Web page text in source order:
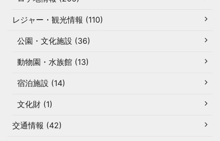
レジャー・観光情報 (110)
公園・文化施設 (36)
動物園・水族館 (13)
宿泊施設 (14)
文化財 (1)
交通情報 (42)